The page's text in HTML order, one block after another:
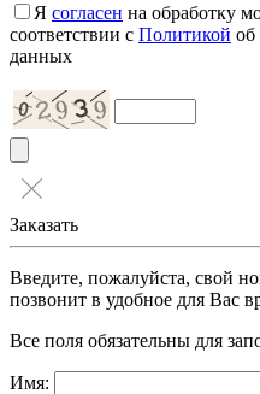
Я согласен на обработку
соответствии с Политикой об
данных
Заказать
Введите, пожалуйста, свой
позвонит в удобное для Вас
Все поля обязательны для
Имя: